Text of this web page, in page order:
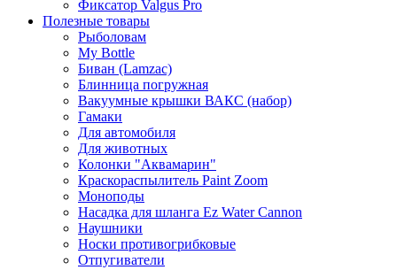
Фиксатор Valgus Pro
Полезные товары
Рыболовам
My Bottle
Биван (Lamzac)
Блинница погружная
Вакуумные крышки ВАКС (набор)
Гамаки
Для автомобиля
Для животных
Колонки "Аквамарин"
Краскораспылитель Paint Zoom
Моноподы
Насадка для шланга Ez Water Cannon
Наушники
Носки противогрибковые
Отпугиватели